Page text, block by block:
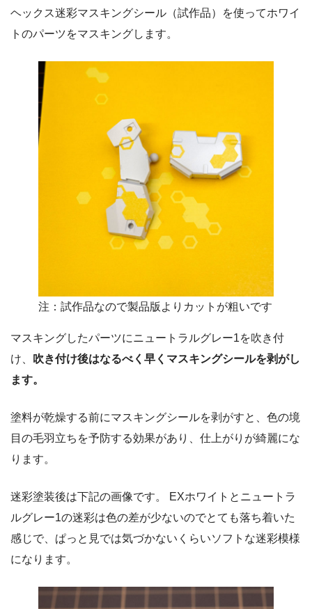
ヘックス迷彩マスキングシール（試作品）を使ってホワイ
トのパーツをマスキングします。
注：試作品なので製品版よりカットが粗いです
マスキングしたパーツにニュートラルグレー1を吹き付
け、
吹き付け後はなるべく早くマスキングシールを剥がし
ます。
塗料が乾燥する前にマスキングシールを剥がすと、色の境
目の毛羽立ちを予防する効果があり、仕上がりが綺麗にな
ります。
迷彩塗装後は下記の画像です。 EXホワイトとニュートラ
ルグレー1の迷彩は色の差が少ないのでとても落ち着いた
感じで、ぱっと見では気づかないくらいソフトな迷彩模様
になります。